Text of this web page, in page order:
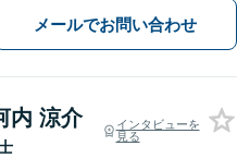
メールでお問い合わせ
内 涼介
インタビューを
見る